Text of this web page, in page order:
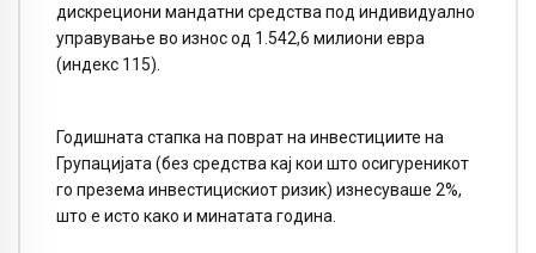
дискрециони мандатни средства под индивидуално
управување во износ од 1.542,6 милиони евра
(индекс 115).
Годишната стапка на поврат на инвестициите на
Групацијата (без средства кај кои што осигуреникот
го презема инвестицискиот ризик) изнесуваше 2%,
што е исто како и минатата година.